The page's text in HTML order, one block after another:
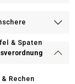
& Spaten
Rechen